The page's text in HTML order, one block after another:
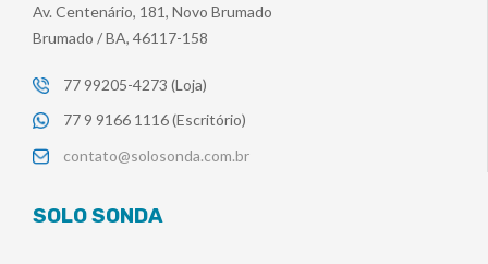
Av. Centenário, 181, Novo Brumado
Brumado / BA, 46117-158
77 99205-4273 (Loja)
77 9 9166 1116 (Escritório)
contato@solosonda.com.br
SOLO SONDA